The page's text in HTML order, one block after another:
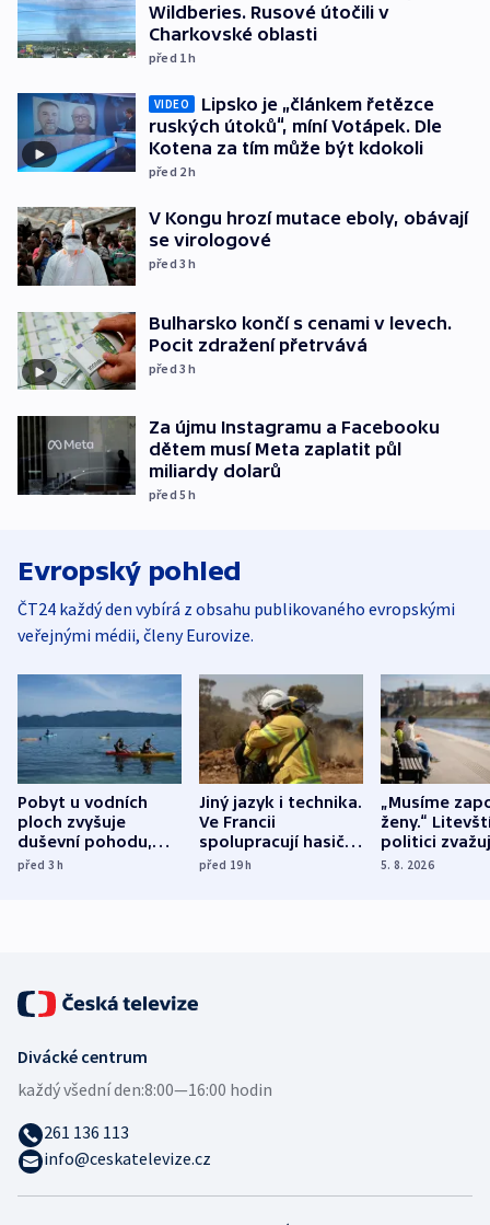
Wildberies. Rusové útočili v
Charkovské oblasti
před 1h
VIDEO
Lipsko je „článkem řetězce
ruských útoků“, míní Votápek. Dle
Kotena za tím může být kdokoli
před 2h
V Kongu hrozí mutace eboly, obávají
se virologové
před 3h
Bulharsko končí s cenami v levech.
Pocit zdražení přetrvává
před 3h
Za újmu Instagramu a Facebooku
dětem musí Meta zaplatit půl
miliardy dolarů
před 5h
Evropský pohled
ČT24 každý den vybírá z obsahu publikovaného evropskými
veřejnými médii, členy Eurovize.
Pobyt u vodních
ploch zvyšuje
duševní pohodu,
ukázala
před 3h
Jiný jazyk i technika.
Ve Francii
spolupracují hasiči z
různých zemí
před 19h
„Musíme
ženy.“
politici
dohodu o
5. 8. 2026
Divácké centrum
každý všední den:8:00—16:00 hodin
261 136 113
info@ceskatelevize.cz